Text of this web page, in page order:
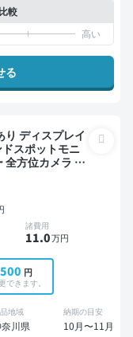
較
る
スポットモニ
全方位カメラ ド
諸費用
11.0万円
円
できます。
地域
川県
納期の目安
10月〜11月